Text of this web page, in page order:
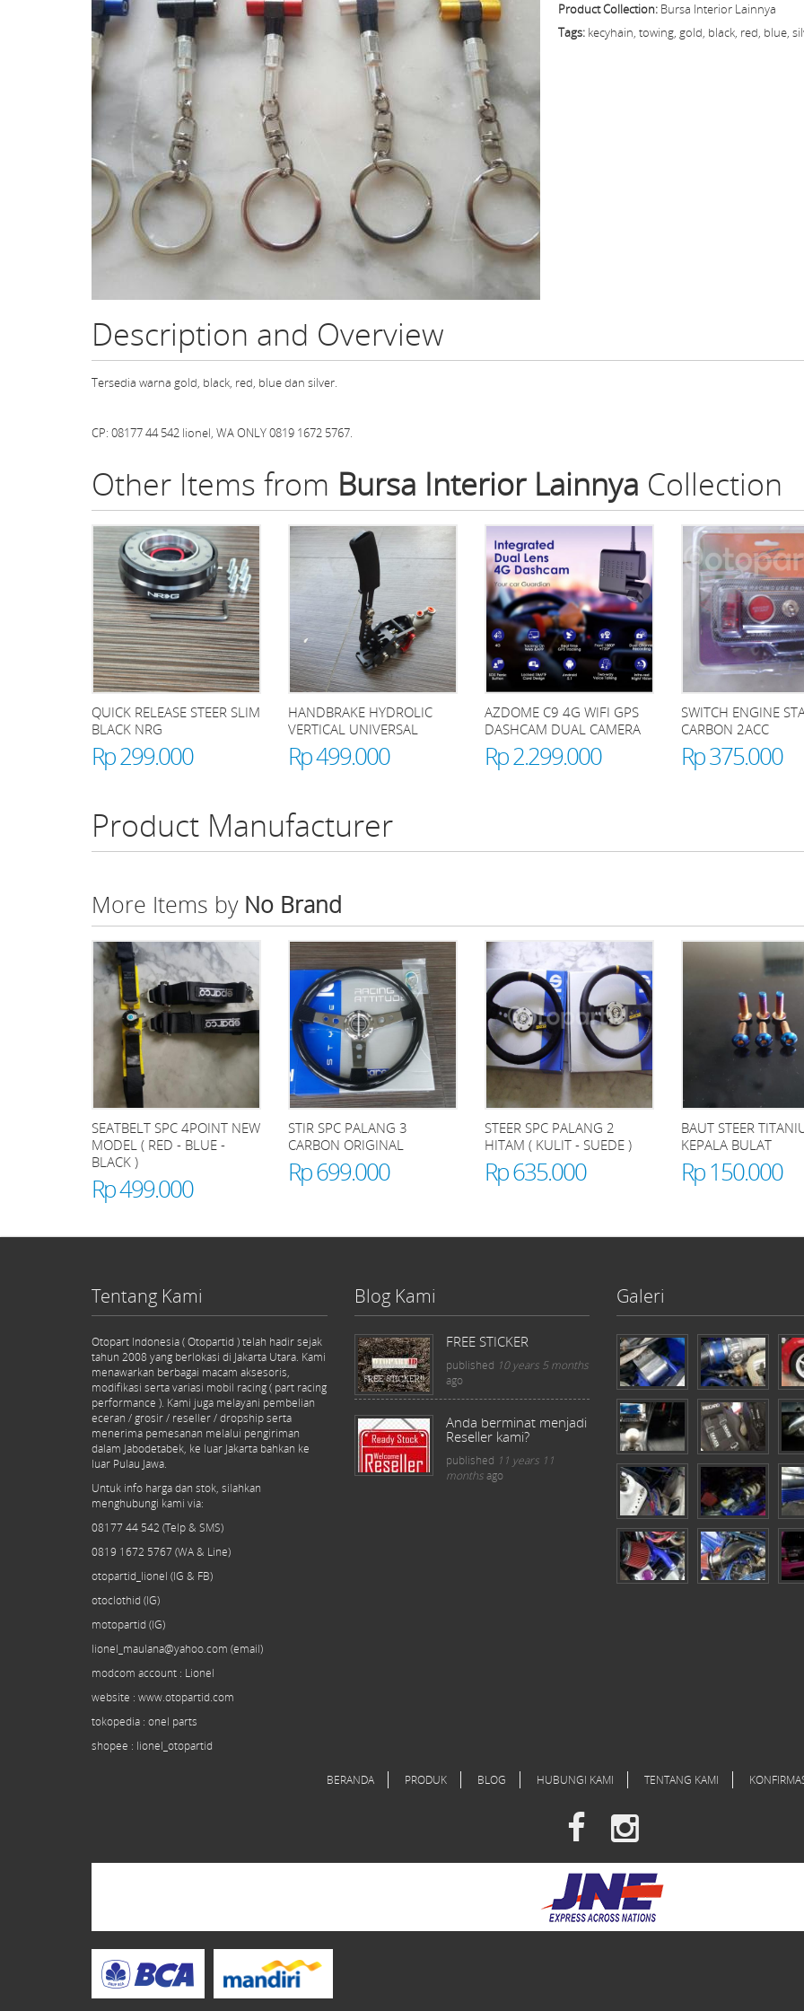
Product Collection: Bursa Interior Lainnya
Tags: kecyhain, towing, gold, black, red, blue,
Description and Overview
Tersedia warna gold, black, red, blue dan silver.
CP: 08177 44 542 lionel, WA ONLY 0819 1672 5767.
Other Items from Bursa Interior Lainnya Collection
QUICK RELEASE STEER SLIM
BLACK NRG
Rp 299.000
HANDBRAKE HYDROLIC
VERTICAL UNIVERSAL
Rp 499.000
AZDOME C9 4G WIFI GPS
DASHCAM DUAL CAMERA
Rp 2.299.000
SWITCH ENGINE
CARBON 2ACC
Rp 375.000
Product Manufacturer
More Items by No Brand
SEATBELT SPC 4POINT NEW
MODEL ( RED - BLUE -
BLACK )
Rp 499.000
STIR SPC PALANG 3
CARBON ORIGINAL
Rp 699.000
STEER SPC PALANG 2
HITAM ( KULIT - SUEDE )
Rp 635.000
BAUT STEER
KEPALA BULAT
Rp 150.000
Tentang Kami
Otopart Indonesia ( Otopartid ) telah hadir sejak
tahun 2008 yang berlokasi di Jakarta Utara. Kami
menawarkan berbagai macam aksesoris,
modifikasi serta variasi mobil racing ( part racing
performance ). Kami juga melayani pembelian
eceran / grosir / reseller / dropship serta
menerima pemesanan melalui pengiriman
dalam Jabodetabek, ke luar Jakarta bahkan ke
luar Pulau Jawa.
Untuk info harga dan stok, silahkan
menghubungi kami via:
08177 44 542 (Telp & SMS)
0819 1672 5767 (WA & Line)
otopartid_lionel (IG & FB)
otoclothid (IG)
motopartid (IG)
lionel_maulana@yahoo.com (email)
modcom account : Lionel
website : www.otopartid.com
tokopedia : onel parts
shopee : lionel_otopartid
Blog Kami
FREE STICKER
published 10 years 5 months
ago
Anda berminat menjadi
Reseller kami?
published 11 years 11
monthsago
Galeri
BERANDA PRODUK BLOG HUBUNGI KAMI TENTANG KAMI